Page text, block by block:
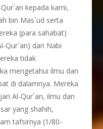
kepada kami,
bin Mas`ud serta
(para sahabat)
Qur`an) dari Nabi
tidak
mengetahui ilmu dan
di dalamnya. Mereka
Al-Qur`an, ilmu dan
yang shahih,
tafsirnya (1/80-